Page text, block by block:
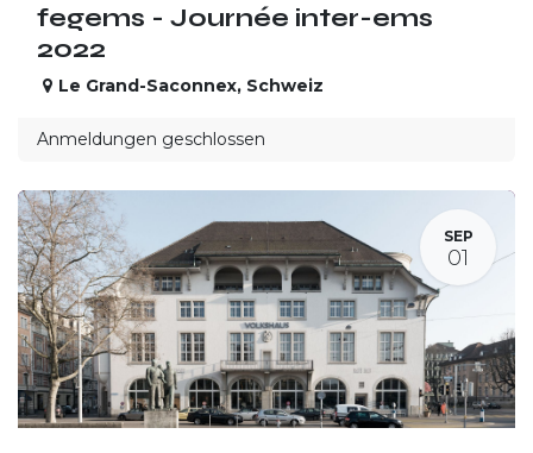
fegems - Journée inter-ems
2022
Le Grand-Saconnex, Schweiz
Anmeldungen geschlossen
SEP
01